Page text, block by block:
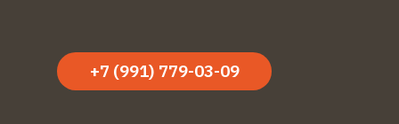
+7 (991) 779-03-09